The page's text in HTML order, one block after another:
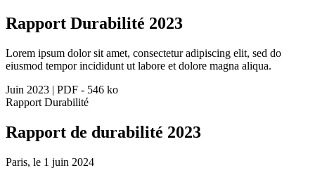
Rapport Durabilité 2023
Lorem ipsum dolor sit amet, consectetur adipiscing elit, sed do
eiusmod tempor incididunt ut labore et dolore magna aliqua.
Juin 2023 | PDF - 546 ko
Rapport Durabilité
Rapport de durabilité 2023
Paris, le 1 juin 2024